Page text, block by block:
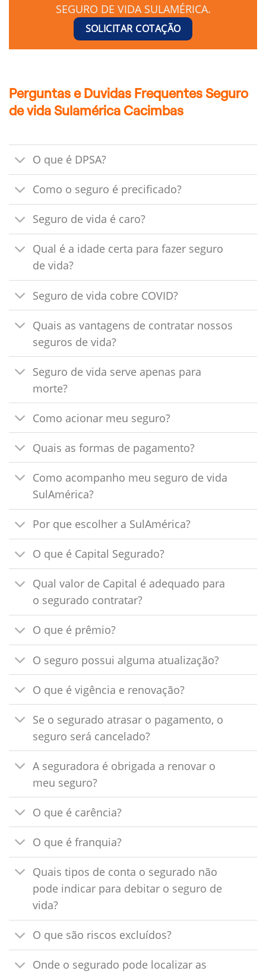
SEGURO DE VIDA SULAMÉRICA.
SOLICITAR COTAÇÃO
Perguntas e Duvidas Frequentes Seguro
de vida Sulamérica Cacimbas
O que é DPSA?
Como o seguro é precificado?
Seguro de vida é caro?
Qual é a idade certa para fazer seguro
de vida?
Seguro de vida cobre COVID?
Quais as vantagens de contratar nossos
seguros de vida?
Seguro de vida serve apenas para
morte?
Como acionar meu seguro?
Quais as formas de pagamento?
Como acompanho meu seguro de vida
SulAmérica?
Por que escolher a SulAmérica?
O que é Capital Segurado?
Qual valor de Capital é adequado para
o segurado contratar?
O que é prêmio?
O seguro possui alguma atualização?
O que é vigência e renovação?
Se o segurado atrasar o pagamento, o
seguro será cancelado?
A seguradora é obrigada a renovar o
meu seguro?
O que é carência?
O que é franquia?
Quais tipos de conta o segurado não
pode indicar para debitar o seguro de
vida?
O que são riscos excluídos?
Onde o segurado pode localizar as